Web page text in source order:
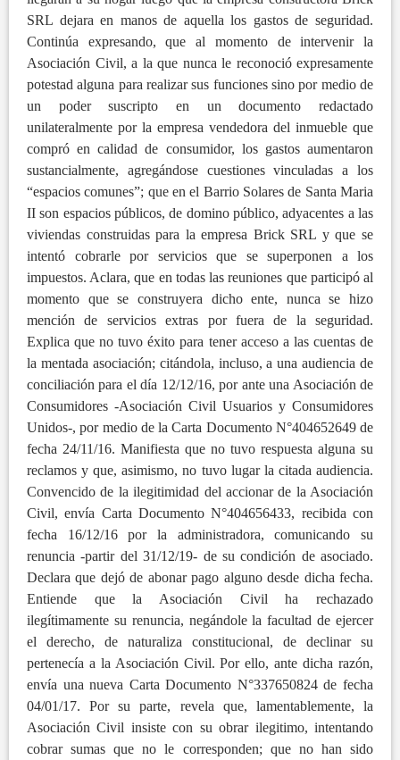
SRL dejara en manos de aquella los gastos de seguridad.
Continúa expresando, que al momento de intervenir la
Asociación Civil, a la que nunca le reconoció expresamente
potestad alguna para realizar sus funciones sino por medio de
un poder suscripto en un documento redactado
unilateralmente por la empresa vendedora del inmueble que
compró en calidad de consumidor, los gastos aumentaron
sustancialmente, agregándose cuestiones vinculadas a los
“espacios comunes”; que en el Barrio Solares de Santa Maria
II son espacios públicos, de domino público, adyacentes a las
viviendas construidas para la empresa Brick SRL y que se
intentó cobrarle por servicios que se superponen a los
impuestos. Aclara, que en todas las reuniones que participó al
momento que se construyera dicho ente, nunca se hizo
mención de servicios extras por fuera de la seguridad.
Explica que no tuvo éxito para tener acceso a las cuentas de
la mentada asociación; citándola, incluso, a una audiencia de
conciliación para el día 12/12/16, por ante una Asociación de
Consumidores -Asociación Civil Usuarios y Consumidores
Unidos-, por medio de la Carta Documento N°404652649 de
fecha 24/11/16. Manifiesta que no tuvo respuesta alguna su
reclamos y que, asimismo, no tuvo lugar la citada audiencia.
Convencido de la ilegitimidad del accionar de la Asociación
Civil, envía Carta Documento N°404656433, recibida con
fecha 16/12/16 por la administradora, comunicando su
renuncia -partir del 31/12/19- de su condición de asociado.
Declara que dejó de abonar pago alguno desde dicha fecha.
Entiende que la Asociación Civil ha rechazado
ilegítimamente su renuncia, negándole la facultad de ejercer
el derecho, de naturaliza constitucional, de declinar su
pertenecía a la Asociación Civil. Por ello, ante dicha razón,
envía una nueva Carta Documento N°337650824 de fecha
04/01/17. Por su parte, revela que, lamentablemente, la
Asociación Civil insiste con su obrar ilegitimo, intentando
cobrar sumas que no le corresponden; que no han sido